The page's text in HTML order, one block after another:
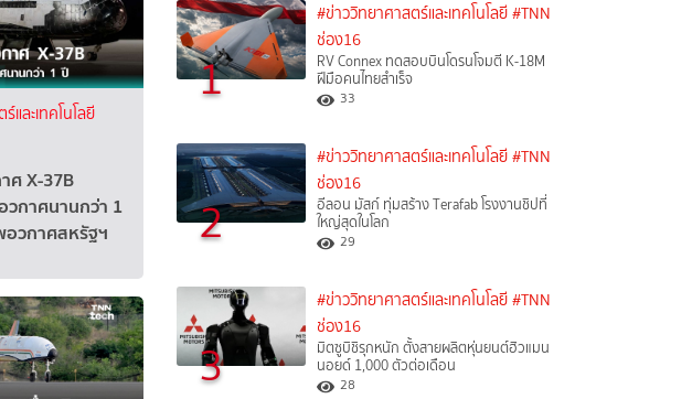
และเทคโนโลยี
ศ X-37B
กาศนานกว่า 1
วกาศสหรัฐฯ
1
#ข่าววิทยาศาสตร์และเทคโนโลยี #TNN
ช่อง16
RV Connex ทดสอบบินโดรนโจมตี K-18M
ฝีมือคนไทยสำเร็จ
33
2
#ข่าววิทยาศาสตร์และเทคโนโลยี #TNN
ช่อง16
อีลอน มัสก์ ทุ่มสร้าง Terafab โรงงานชิปที่
ใหญ่สุดในโลก
29
3
#ข่าววิทยาศาสตร์และเทคโนโลยี #TNN
ช่อง16
มิตซูบิชิรุกหนัก ตั้งสายผลิตหุ่นยนต์ฮิวแมน
นอยด์ 1,000 ตัวต่อเดือน
28